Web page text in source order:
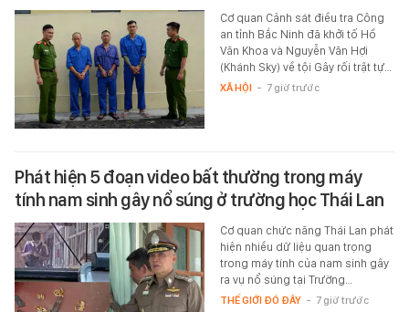
Cơ quan Cảnh sát điều tra Công
an tỉnh Bắc Ninh đã khởi tố Hồ
Văn Khoa và Nguyễn Văn Hợi
(Khánh Sky) về tội Gây rối trật tự…
XÃ HỘI - 7 giờ trước
Phát hiện 5 đoạn video bất thường trong máy
tính nam sinh gây nổ súng ở trường học Thái Lan
Cơ quan chức năng Thái Lan phát
hiện nhiều dữ liệu quan trọng
trong máy tính của nam sinh gây
ra vụ nổ súng tại Trường…
THẾ GIỚI ĐÓ ĐÂY - 7 giờ trước